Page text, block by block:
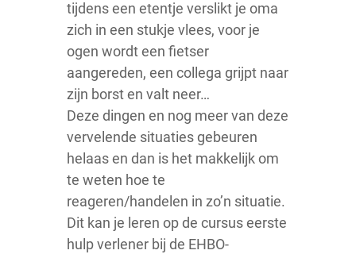
tijdens een etentje verslikt je oma
zich in een stukje vlees, voor je
ogen wordt een fietser
aangereden, een collega grijpt naar
zijn borst en valt neer…
Deze dingen en nog meer van deze
vervelende situaties gebeuren
helaas en dan is het makkelijk om
te weten hoe te
reageren/handelen in zo’n situatie.
Dit kan je leren op de cursus eerste
hulp verlener bij de EHBO-